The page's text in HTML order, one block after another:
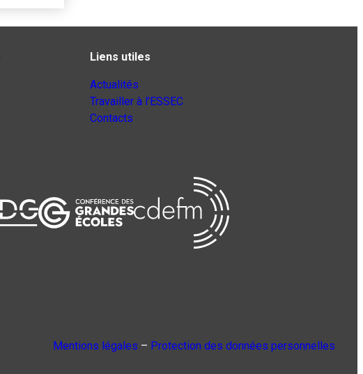
Liens utiles
Actualités
Travailler à l’ESSEC
Contacts
Mentions légales – Protection des données personnelles